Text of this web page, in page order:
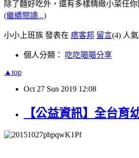
除了麵好吃外，還有多樣精緻小菜任
(繼續閱讀...)
小小上班族 發表在 痞客邦 留言(4) 人
個人分類： 吃吃喝喝分享
▲top
Oct 27 Sun 2019 12:08
【公益資訊】全台育